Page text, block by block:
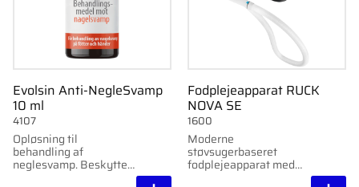
Evolsin Anti-NegleSvamp
10 ml
Opløsning til
behandling af
neglesvamp. Beskytter,
plejer og styrker
4107
Fodplejeapparat RUCK
NOVA SE
Moderne
støvsugerbaseret
fodplejeapparat med
meget lavt støjniveau,
1600